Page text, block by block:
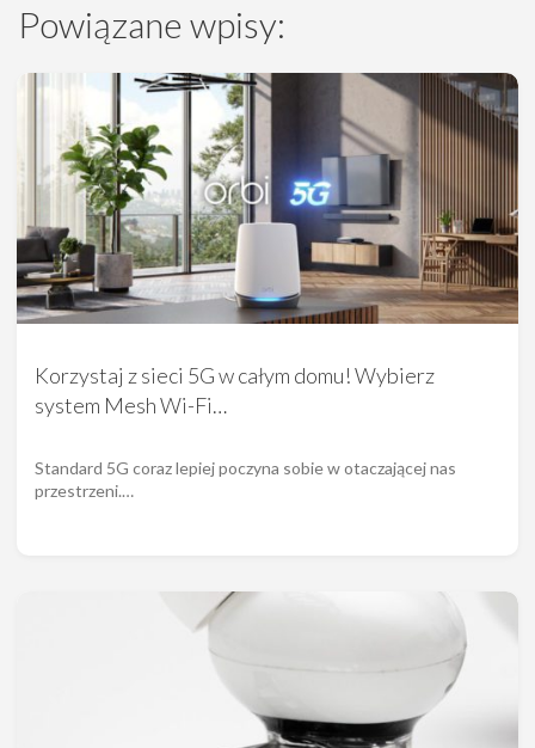
Powiązane wpisy:
Korzystaj z sieci 5G w całym domu! Wybierz
system Mesh Wi-Fi…
Standard 5G coraz lepiej poczyna sobie w otaczającej nas
przestrzeni.…